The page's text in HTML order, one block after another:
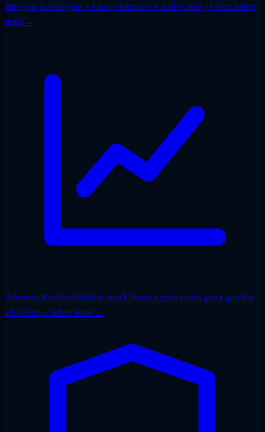
IntegraçãoIntegrar IA nos sistemas e dados que já têm.Saber
mais →
AutomaçãoAutomatizar workflows e processos para ganhar
eficiência.Saber mais →